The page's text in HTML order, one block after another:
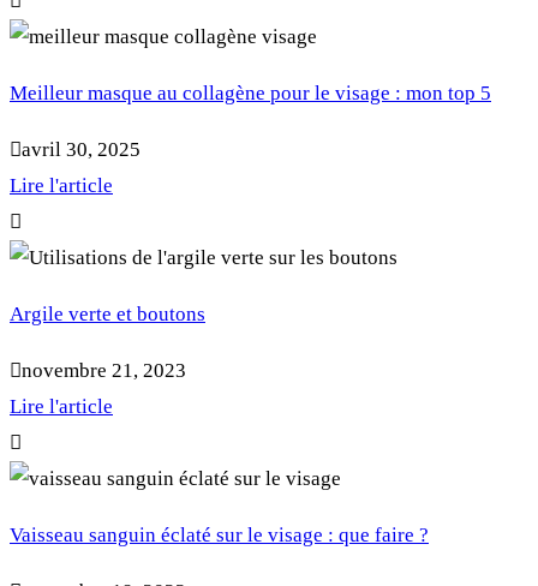
Meilleur masque au collagène pour le visage : mon top 5
avril 30, 2025
Lire l'article
Argile verte et boutons
novembre 21, 2023
Lire l'article
Vaisseau sanguin éclaté sur le visage : que faire ?